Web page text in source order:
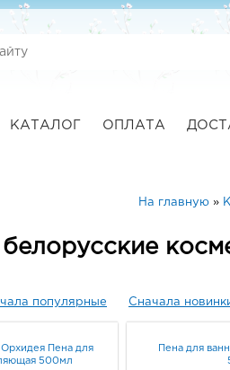
КАТАЛОГ ОПЛАТА
На главную »
белорусские
популярные Сначала
Пена для
500мл
Пена для